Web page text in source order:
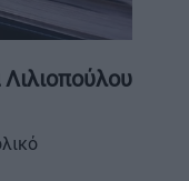
ΤΑΥΤΟΤΗΤΑ